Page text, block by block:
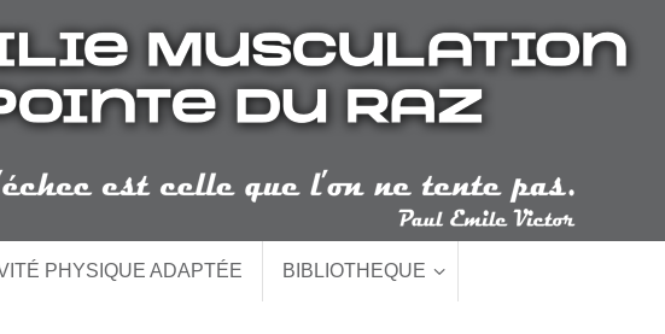
PHYSIQUE ADAPTÉE BIBLIOTHEQUE